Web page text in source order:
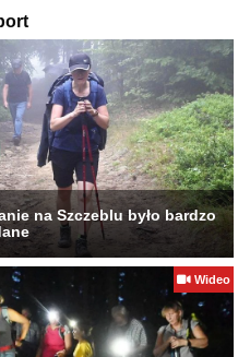
na Szczeblu było bardzo
Wideo